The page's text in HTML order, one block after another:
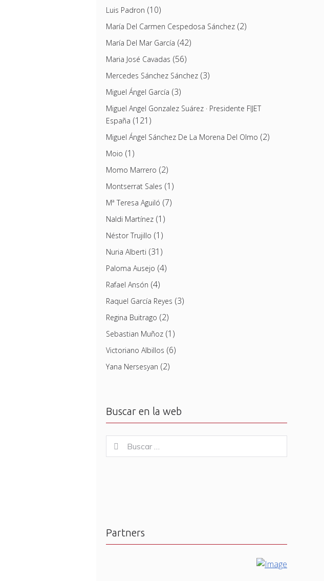
Luis Padron (10)
María Del Carmen Cespedosa Sánchez(2)
María Del Mar García (42)
Maria José Cavadas (56)
Mercedes Sánchez Sánchez(3)
Miguel Ángel García (3)
Miguel Angel Gonzalez Suárez · Presidente FIJET
España (121)
Miguel Ángel Sánchez De La Morena Del Olmo (2)
Moio (1)
Momo Marrero (2)
Montserrat Sales (1)
Mª Teresa Aguiló (7)
Naldi Martínez(1)
Néstor Trujillo (1)
Nuria Alberti (31)
Paloma Ausejo (4)
Rafael Ansón (4)
Raquel García Reyes (3)
Regina Buitrago (2)
Sebastian Muñoz(1)
Victoriano Albillos (6)
Yana Nersesyan (2)
Buscar en la web
for:
Buscar
Partners